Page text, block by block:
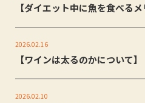
【ダイエット中に魚を食べるメ
2026.02.16
【ワインは太るのかについて】
2026.02.10